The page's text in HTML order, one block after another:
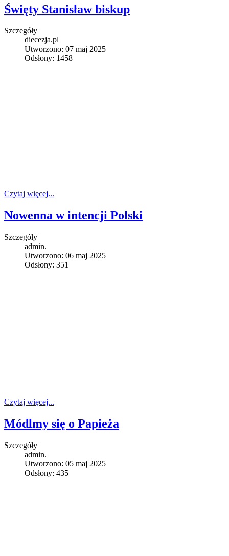
Święty Stanisław biskup
Szczegóły
diecezja.pl
Utworzono: 07 maj 2025
Odsłony: 1458
Czytaj więcej...
Nowenna w intencji Polski
Szczegóły
admin.
Utworzono: 06 maj 2025
Odsłony: 351
Czytaj więcej...
Módlmy się o Papieża
Szczegóły
admin.
Utworzono: 05 maj 2025
Odsłony: 435